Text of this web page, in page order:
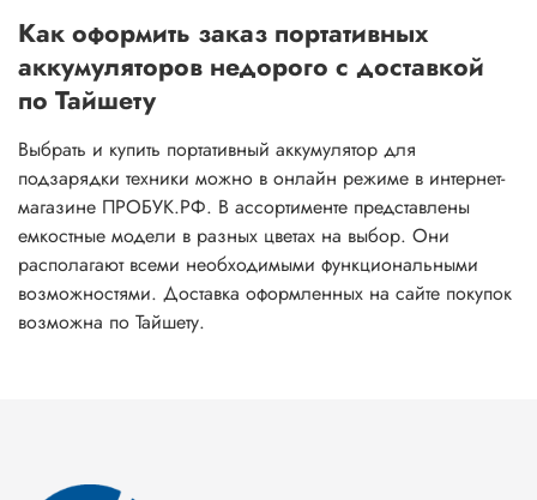
Как оформить заказ портативных
аккумуляторов недорого с доставкой
по Тайшету
Выбрать и купить портативный аккумулятор для
подзарядки техники можно в онлайн режиме в интернет-
магазине ПРОБУК.РФ. В ассортименте представлены
емкостные модели в разных цветах на выбор. Они
располагают всеми необходимыми функциональными
возможностями. Доставка оформленных на сайте покупок
возможна по Тайшету.